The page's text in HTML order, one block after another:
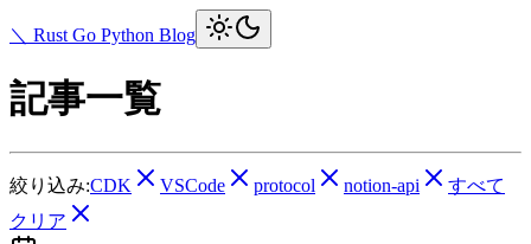
＼ Rust Go Python Blog
記事一覧
絞り込み:CDK VSCode protocol notion-api
すべて
クリア